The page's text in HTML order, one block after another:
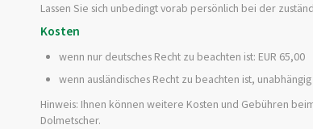
Lassen Sie sich unbedingt vorab persönlich bei der
Kosten
wenn nur deutsches Recht zu beachten ist: EUR 65,00
wenn ausländisches Recht zu beachten ist,
Hinweis: Ihnen können weitere Kosten und Gebühren
Dolmetscher.